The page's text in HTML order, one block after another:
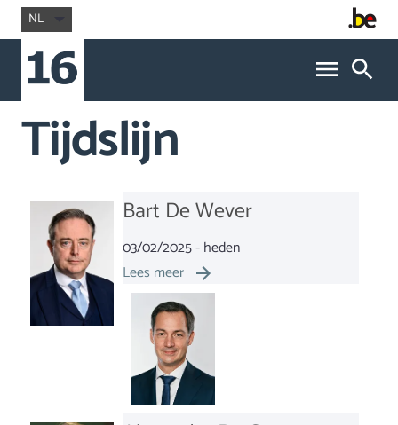
NL
Tijdslijn
Bart De Wever
03/02/2025 - heden
Lees meer